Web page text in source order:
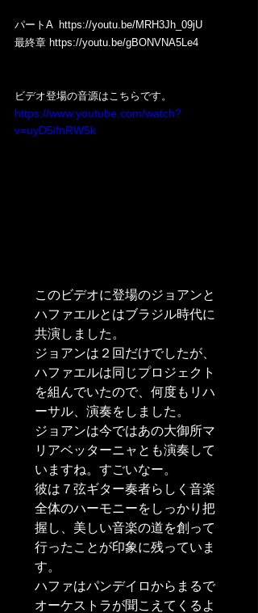
パートA  https://youtu.be/MRH3Jh_09jU
最終章 https://youtu.be/gBONVNA5Le4
ビデオ登場の音源はこちらです。
https://www.youtube.com/watch?
v=uyD5ifnRW5k
このビデオに登場のジョアンと
ハファエルとはブラジル時代に
共演しました。
ジョアンは２回だけでしたが、
ハファエルは同じプロジェクト
を組んでいたので、何度もリハ
ーサル、演奏をしました。
ジョアンは今ではあの大御所マ
リアベッターニャとも演奏して
いますね。すごいなー。
彼は７弦ギター奏者らしく音楽
全体のハーモニーをしっかり把
握し、美しい音楽の道を創って
行ったことが印象に残っていま
す。
ハファはパンデイロからまるで
オーケストラが聞こえてくるよ